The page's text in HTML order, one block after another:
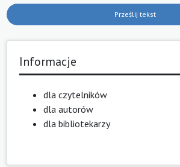
Prześlij tekst
Informacje
dla czytelników
dla autorów
dla bibliotekarzy